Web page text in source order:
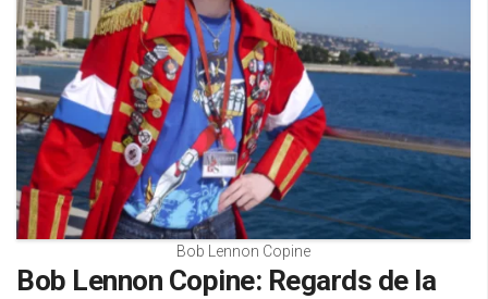
Bob Lennon Copine
Bob Lennon Copine: Regards de la